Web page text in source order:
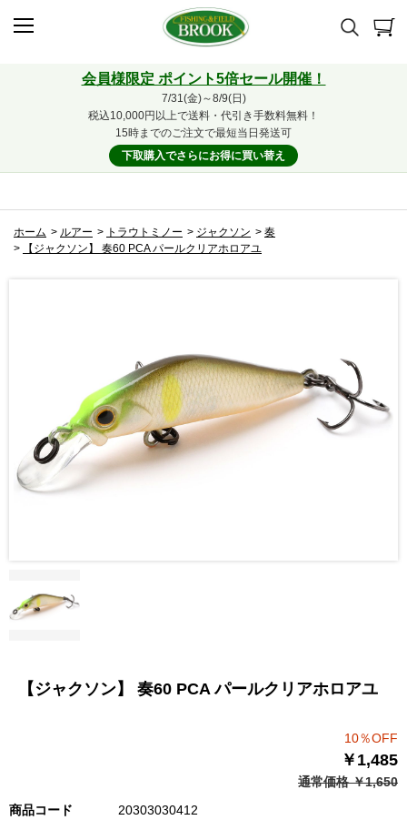
会員様限定 ポイント5倍セール開催！
7/31(金)～8/9(日)
税込10,000円以上で送料・代引き手数料無料！
15時までのご注文で最短当日発送可
下取購入でさらにお得に買い替え
ホーム > ルアー > トラウトミノー > ジャクソン > 奏
>
【ジャクソン】 奏60 PCA パールクリアホロアユ
【ジャクソン】 奏60 PCA パールクリアホロアユ
10％OFF
￥1,485
通常価格 ￥1,650
商品コード
20303030412